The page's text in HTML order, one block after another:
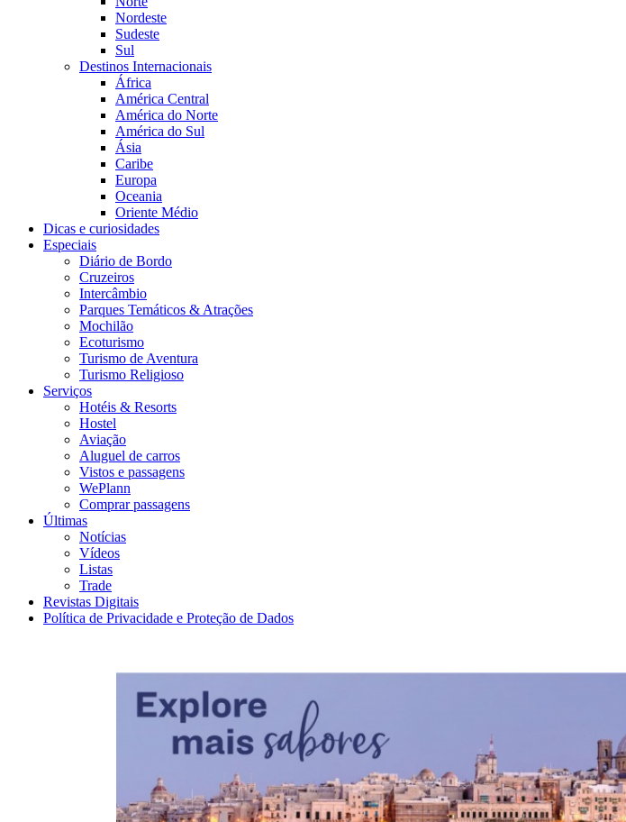
Nordeste
Sudeste
Sul
Destinos Internacionais
África
América Central
América do Norte
América do Sul
Ásia
Caribe
Europa
Oceania
Oriente Médio
Dicas e curiosidades
Especiais
Diário de Bordo
Cruzeiros
Intercâmbio
Parques Temáticos & Atrações
Mochilão
Ecoturismo
Turismo de Aventura
Turismo Religioso
Serviços
Hotéis & Resorts
Hostel
Aviação
Aluguel de carros
Vistos e passagens
WePlann
Comprar passagens
Últimas
Notícias
Vídeos
Listas
Trade
Revistas Digitais
Política de Privacidade e Proteção de Dados